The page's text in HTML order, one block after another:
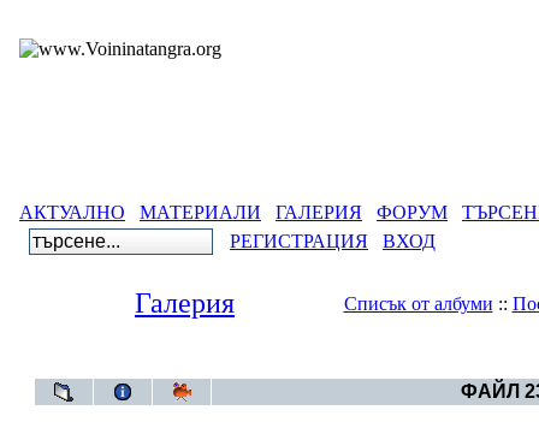
АКТУАЛНО МАТЕРИАЛИ ГАЛЕРИЯ ФОРУМ
РЕГИСТРАЦИЯ
ВХОД
Галерия Списък от албуми ::
ФАЙЛ